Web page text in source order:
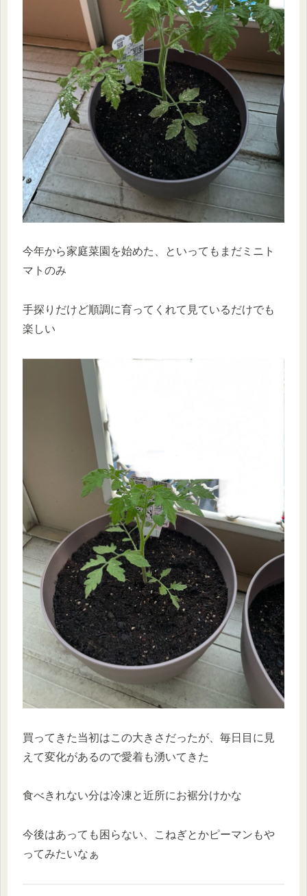
今年から家庭菜園を始めた、といってもまだミニト
マトのみ
手探りだけど順調に育ってくれて見ているだけでも
楽しい
買ってきた当初はこの大きさだったが、毎日目に見
えて変化があるので愛着も湧いてきた
食べきれない分は冷凍と近所にお裾分けかな
今後はあっても困らない、こねぎとかピーマンもや
ってみたいなぁ